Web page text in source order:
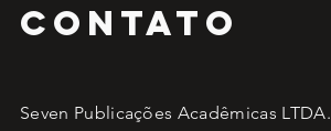
CONTATO
Seven Publicações Acadêmicas LTDA.